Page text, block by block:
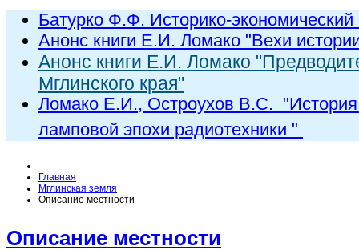
Батурко Ф.Ф. Историко-экономический
Анонс книги Е.И. Ломако "Вехи
Анонс книги Е.И. Ломако
Мглинского края"
Ломако Е.И., Остроухов В.С. "
ламповой эпохи радиотехники "
Главная
Мглинская земля
Описание местности
Описание местности